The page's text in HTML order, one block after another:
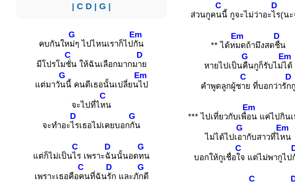
|C D |G |
คบกันให
G
ม่ๆ ไปไหนเราก็ไป
Em
กัน
มีโปรโม
C
ชั่น ให้ฉันเลือกมากม
D
าย
แต่มาวั
G
นนี้ คนดีเธอนั้นเปลี่ยน
Em
ไป
จะไปที่ไ
C
หน
จะทำอะ
D
ไรเธอไม่เคยบอก
G
กัน
แต่ก็ไม่เป็น
C
ไร เพราะ
D
ฉันนั้นอด
G
ทน
เพราะเธอคือ
C
คนที่ฉัน
D
รัก และภั
G
กดี
ส่วนกูค
C
นนี้ กูจะไม่ว่าอะ
D
ไร(นะ
** ได้ห
Em
มดถ้ามึงสด
D
ชื่น
หายไปเป็น
G
คืนกูก็รับไม่
Em
ได้
คำพูดลูกผู้ช
C
าย ที่บอกว่ารั
D
กกู
*** ไปเที่ยวกับเพื่
Em
อน แค่ไปกินเ
ไม่ได้ไปเ
G
อากับสาวที่ไ
Em
หน
บอกให้กูเชื่อ
C
ใจ แต่ไม่พากูไป
C